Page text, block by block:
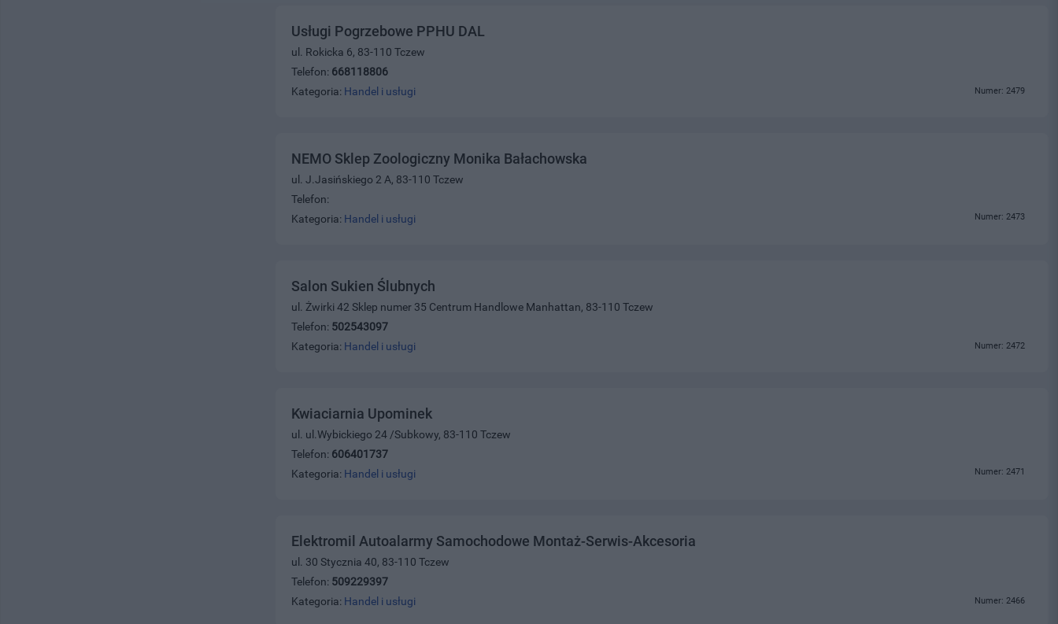
Usługi Pogrzebowe PPHU DAL
ul. Rokicka 6, 83-110 Tczew
Telefon: 668118806
Kategoria: Handel i usługi Numer: 2479
NEMO Sklep Zoologiczny Monika Bałachowska
ul. J.Jasińskiego 2 A, 83-110 Tczew
Telefon:
Kategoria: Handel i usługi Numer: 2473
Salon Sukien Ślubnych
ul. Żwirki 42 Sklep numer 35 Centrum Handlowe Manhattan, 83-110 Tczew
Telefon: 502543097
Kategoria: Handel i usługi Numer: 2472
Kwiaciarnia Upominek
ul. ul.Wybickiego 24 /Subkowy, 83-110 Tczew
Telefon: 606401737
Kategoria: Handel i usługi Numer: 2471
Elektromil Autoalarmy Samochodowe Montaż-Serwis-Akcesoria
ul. 30 Stycznia 40, 83-110 Tczew
Telefon: 509229397
Kategoria: Handel i usługi Numer: 2466